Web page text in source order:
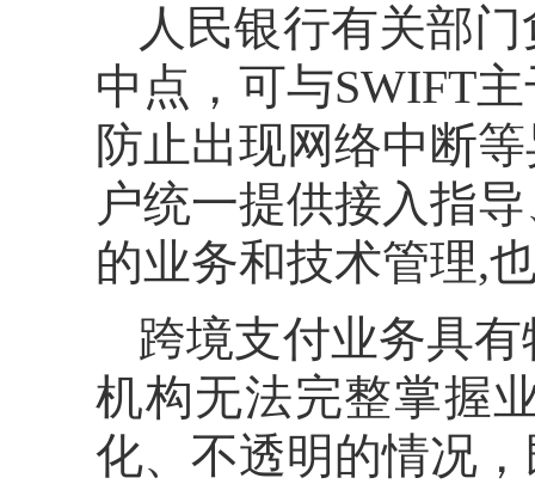
人民银行有关部
中点，可与SWIFT
防止出现网络中断
户统一提供接入指
的业务和技术管理,
跨境支付业务具
机构无法完整掌握
化、不透明的情况